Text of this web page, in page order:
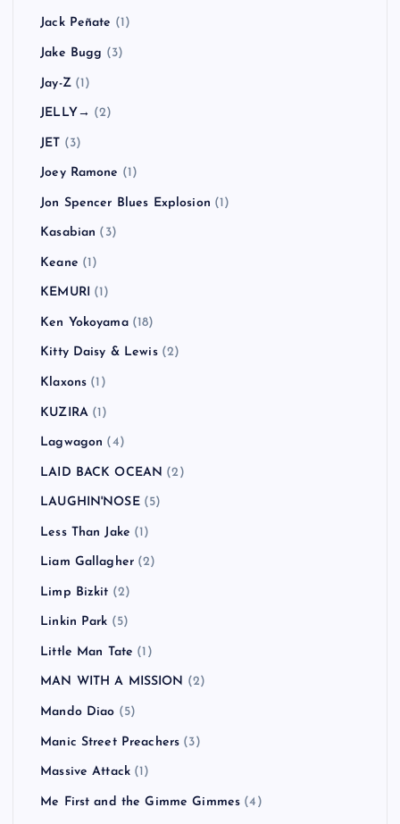
Jack Peñate (1)
Jake Bugg (3)
Jay-Z(1)
JELLY→ (2)
JET (3)
Joey Ramone (1)
Jon Spencer Blues Explosion (1)
Kasabian (3)
Keane (1)
KEMURI (1)
Ken Yokoyama(18)
Kitty Daisy & Lewis(2)
Klaxons (1)
KUZIRA(1)
Lagwagon (4)
LAID BACK OCEAN (2)
LAUGHIN'NOSE(5)
Less Than Jake (1)
Liam Gallagher (2)
Limp Bizkit (2)
Linkin Park (5)
Little Man Tate (1)
MAN WITH A MISSION (2)
Mando Diao (5)
Manic Street Preachers (3)
Massive Attack (1)
Me First and the Gimme Gimmes (4)